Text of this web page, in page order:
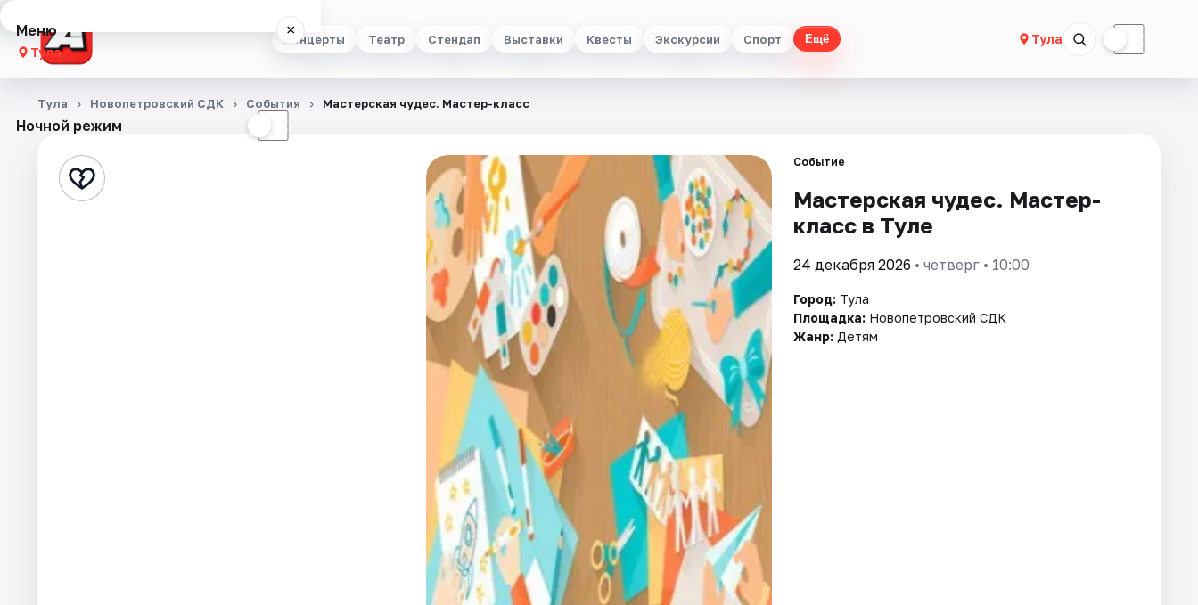
Концерты Театр Стендап Выставки Квесты Экскурсии Спорт Ещё Тула ☾
Меню ×
Тула
Концерты
Стендап
Ночной режим ☾
Тула Новопетровский СДК События Мастерская чудес. Мастер-класс
Событие
Мастерская чудес. Мастер-
класс в Туле
24 декабря 2026 • четверг • 10:00
Город: Тула
Площадка: Новопетровский СДК
Жанр: Детям